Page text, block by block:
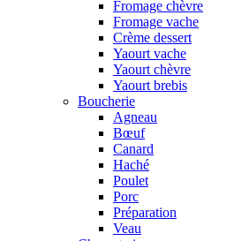
Fromage chèvre
Fromage vache
Crème dessert
Yaourt vache
Yaourt chèvre
Yaourt brebis
Boucherie
Agneau
Bœuf
Canard
Haché
Poulet
Porc
Préparation
Veau